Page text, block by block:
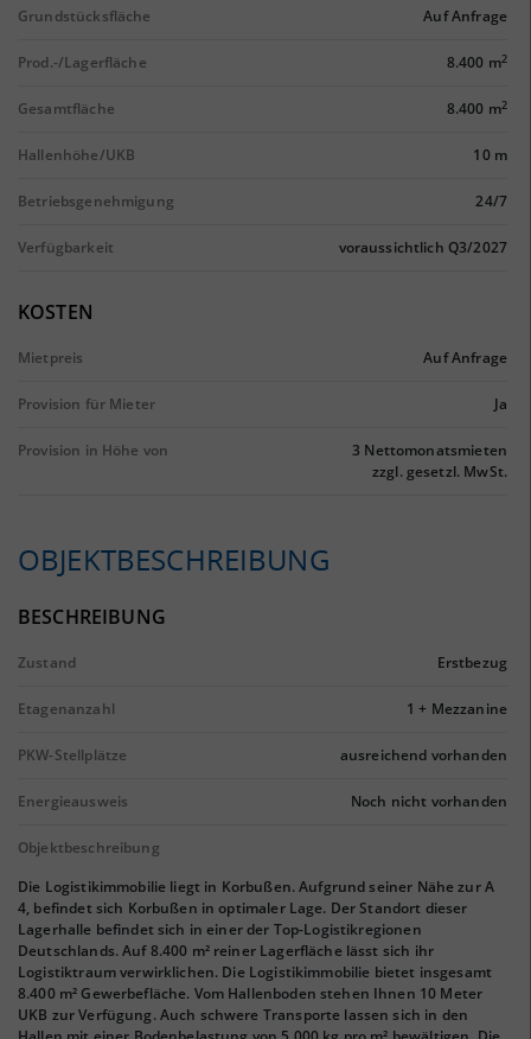
Grundstücksfläche Auf Anfrage
Prod.-/Lagerfläche 8.400 m2
Gesamtfläche 8.400 m2
Hallenhöhe/UKB 10 m
Betriebsgenehmigung 24/7
Verfügbarkeit voraussichtlich Q3/2027
KOSTEN
Mietpreis Auf Anfrage
Provision für Mieter Ja
Provision in Höhe von
3 Nettomonatsmieten
zzgl. gesetzl. MwSt.
OBJEKTBESCHREIBUNG
BESCHREIBUNG
Zustand Erstbezug
Etagenanzahl 1 + Mezzanine
PKW-Stellplätze ausreichend vorhanden
Energieausweis Noch nicht vorhanden
Objektbeschreibung
Die Logistikimmobilie liegt in Korbußen. Aufgrund seiner Nähe zur A
4, befindet sich Korbußen in optimaler Lage. Der Standort dieser
Lagerhalle befindet sich in einer der Top-Logistikregionen
Deutschlands. Auf 8.400 m² reiner Lagerfläche lässt sich ihr
Logistiktraum verwirklichen. Die Logistikimmobilie bietet insgesamt
8.400 m² Gewerbefläche. Vom Hallenboden stehen Ihnen 10 Meter
UKB zur Verfügung. Auch schwere Transporte lassen sich in den